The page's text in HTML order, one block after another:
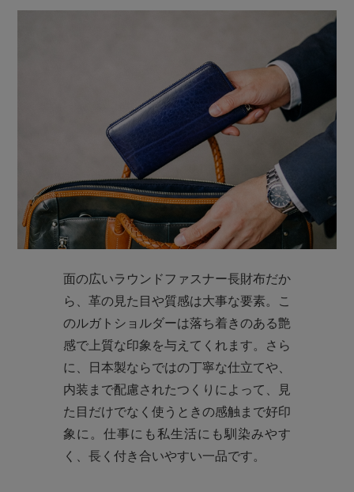
面の広いラウンドファスナー長財布だか
ら、革の見た目や質感は大事な要素。こ
のルガトショルダーは落ち着きのある艶
感で上質な印象を与えてくれます。さら
に、日本製ならではの丁寧な仕立てや、
内装まで配慮されたつくりによって、見
た目だけでなく使うときの感触まで好印
象に。仕事にも私生活にも馴染みやす
く、長く付き合いやすい一品です。